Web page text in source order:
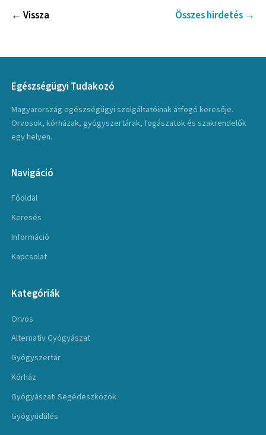
← Vissza Összes hirdetés →
Egészségügyi Tudakozó
Magyarország egészségügyi szolgáltatóinak átfogó keresője.
Orvosok, kórházak, gyógyszertárak, fogászatok és szakrendelők
egy helyen.
Navigáció
Főoldal
Keresés
Információ
Kapcsolat
Kategóriák
Orvos
Alternatív Gyógyászat
Gyógyszertár
Kórház
Gyógyászati Segédeszközök
Gyógyüdülés